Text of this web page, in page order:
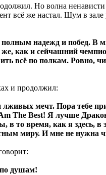
Но волна
всё же настал. Шум в
надежд и побед. В
как и сейчашний
всё по полкам. Ровно,
и продолжил:
мечт. Пора тебе
The Best! Я лучше
то время, как я здесь, в
миру. И мне не
душам!